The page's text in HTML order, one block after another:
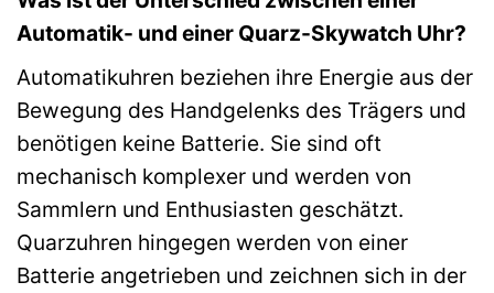
Automatik- und einer Quarz-Skywatch Uhr?
Automatikuhren beziehen ihre Energie aus der
Bewegung des Handgelenks des Trägers und
benötigen keine Batterie. Sie sind oft
mechanisch komplexer und werden von
Sammlern und Enthusiasten geschätzt.
Quarzuhren hingegen werden von einer
Batterie angetrieben und zeichnen sich in der